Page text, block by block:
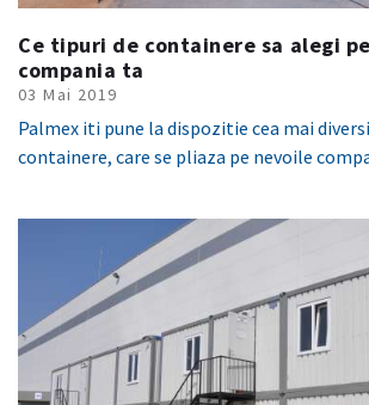
Ce tipuri de containere sa alegi
compania ta
03 Mai 2019
Palmex iti pune la dispozitie cea mai
containere, care se pliaza pe nevoile